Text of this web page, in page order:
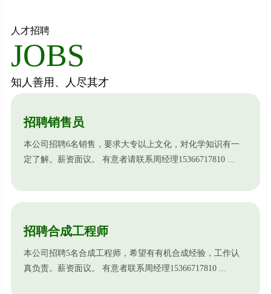
人才招聘
JOBS
知人善用、人尽其才
招聘销售员
本公司招聘6名销售，要求大专以上文化，对化学知识有一
定了解。薪资面议。 有意者请联系周经理15366717810 ...
招聘合成工程师
本公司招聘5名合成工程师，希望有有机合成经验，工作认
真负责。薪资面议。 有意者联系周经理15366717810 ...